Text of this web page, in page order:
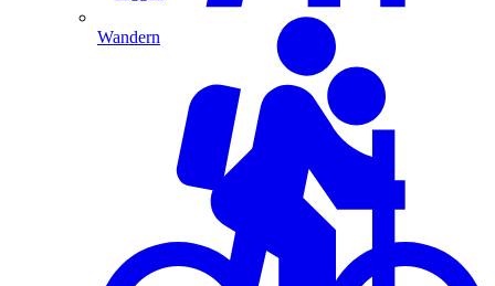
Wandern